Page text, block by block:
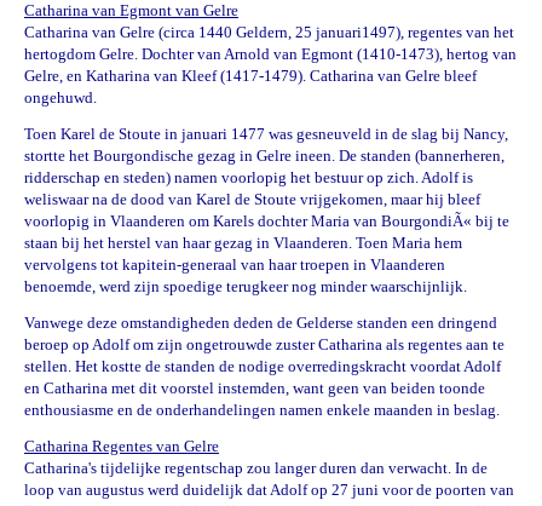
Catharina van Egmont van Gelre
Catharina van Gelre (circa 1440 Geldern, 25 januari1497), regentes van het
hertogdom Gelre. Dochter vanArnold van Egmont (1410-1473), hertog van
Gelre, en Katharina van Kleef(1417-1479). Catharina van Gelre bleef
ongehuwd.
Toen Karel de Stoute in januari 1477 was gesneuveld in de slag bij Nancy,
stortte het Bourgondische gezag in Gelre ineen. De standen (bannerheren,
ridderschap en steden) namen voorlopig het bestuur op zich. Adolf is
weliswaar na de dood van Karel de Stoute vrijgekomen, maar hij bleef
voorlopig in Vlaanderen om Karels dochter Maria van BourgondiÃ« bij te
staan bij het herstel van haar gezag in Vlaanderen. Toen Maria hem
vervolgens tot kapitein-generaal van haar troepen in Vlaanderen
benoemde, werd zijn spoedige terugkeer nog minder waarschijnlijk.
Vanwege deze omstandigheden deden de Gelderse standen een dringend
beroep op Adolf om zijn ongetrouwde zuster Catharina als regentes aan te
stellen. Het kostte de standen de nodige overredingskracht voordat Adolf
en Catharina met dit voorstel instemden, want geen van beiden toonde
enthousiasme en de onderhandelingen namen enkele maanden in beslag.
Catharina Regentes van Gelre
Catharina's tijdelijke regentschap zou langer duren dan verwacht. In de
loop van augustus werd duidelijk dat Adolf op 27 juni voor de poorten van